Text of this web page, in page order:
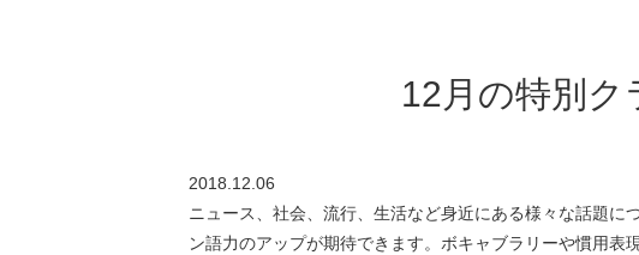
12月の特別
2018.12.06
ニュース、社会、流行、生活など身近にある様々な話題
ン語力のアップが期待できます。ボキャブラリーや慣用